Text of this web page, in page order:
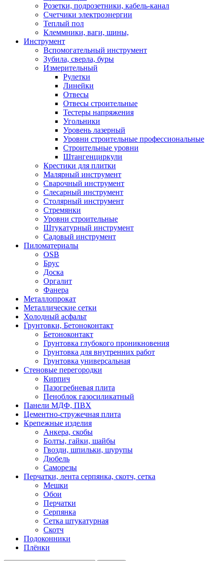
Розетки, подрозетники, кабель-канал
Счетчики электроэнергии
Теплый пол
Клеммники, ваги, шины,
Инструмент
Вспомогательный инструмент
Зубила, сверла, буры
Измерительный
Рулетки
Линейки
Отвесы
Отвесы строительные
Тестеры напряжения
Угольники
Уровень лазерный
Уровни строительные профессиональные
Строительные уровни
Штангенциркули
Крестики для плитки
Малярный инструмент
Сварочный инструмент
Слесарный инструмент
Столярный инструмент
Стремянки
Уровни строительные
Штукатурный инструмент
Садовый инструмент
Пиломатериалы
OSB
Брус
Доска
Оргалит
Фанера
Металлопрокат
Металлические сетки
Холодный асфальт
Грунтовки, Бетоноконтакт
Бетоноконтакт
Грунтовка глубокого проникновения
Грунтовка для внутренних работ
Грунтовка универсальная
Стеновые перегородки
Кирпич
Пазогребневая плита
Пеноблок газосиликатный
Панели МДФ, ПВХ
Цементно-стружечная плита
Крепежные изделия
Анкера, скобы
Болты, гайки, шайбы
Гвозди, шпильки, шурупы
Дюбель
Саморезы
Перчатки, лента серпянка, скотч, сетка
Мешки
Обои
Перчатки
Серпянка
Сетка штукатурная
Скотч
Подоконники
Плёнки